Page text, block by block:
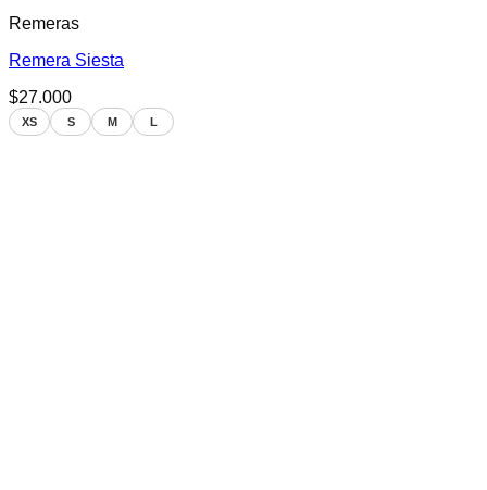
Remeras
Remera Siesta
$27.000
XS S M L